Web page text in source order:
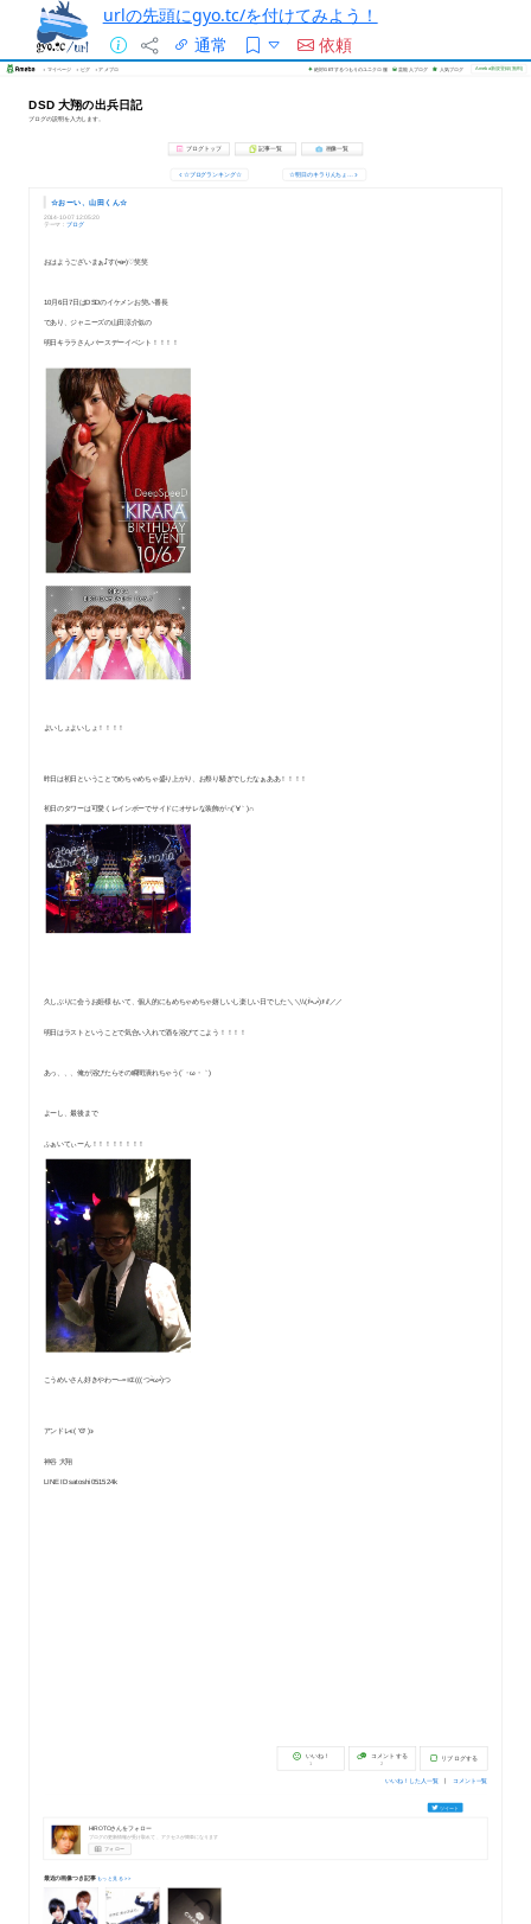
urlの先頭にgyo.tc/を付けてみよう！
通常
依頼